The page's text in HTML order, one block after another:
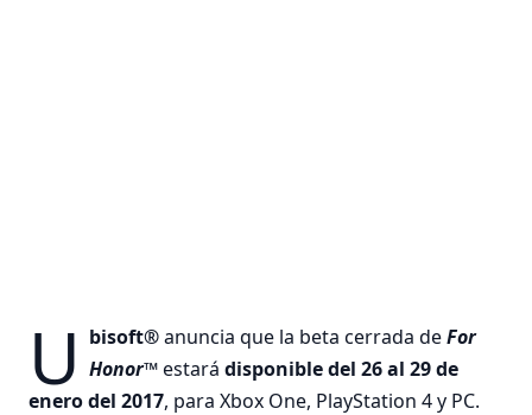
U bisoft®anuncia que la beta cerrada deFor
Honor™estarádisponible del 26 al 29 de
enero del 2017, para Xbox One, PlayStation 4 y PC.